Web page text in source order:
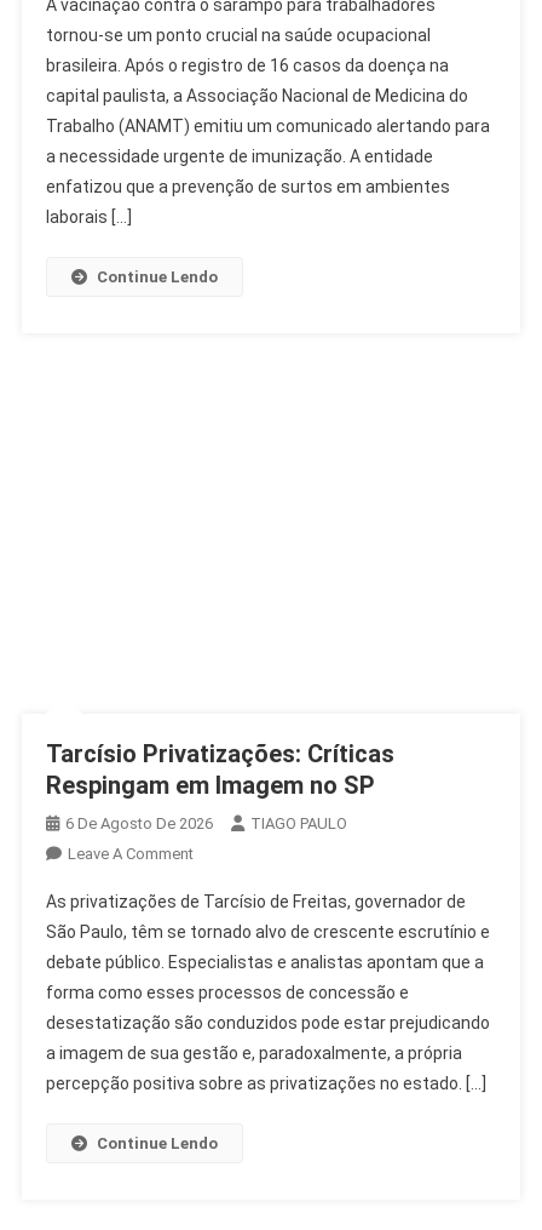
Devem
Facilitar
Vacinação
Sarampo
De
Trabalhadores
A vacinação contra o sarampo para trabalhadores
tornou-se um ponto crucial na saúde ocupacional
brasileira. Após o registro de 16 casos da doença na
capital paulista, a Associação Nacional de Medicina do
Trabalho (ANAMT) emitiu um comunicado alertando para
a necessidade urgente de imunização. A entidade
enfatizou que a prevenção de surtos em ambientes
laborais […]
Continue Lendo
Tarcísio Privatizações: Críticas
Respingam em Imagem no SP
6 De Agosto De 2026
TIAGO PAULO
Leave A CommentOn
Privatizações:
Críticas
Respingam
Em
Imagem
No
SP
As privatizações de Tarcísio de Freitas, governador de
São Paulo, têm se tornado alvo de crescente escrutínio e
debate público. Especialistas e analistas apontam que a
forma como esses processos de concessão e
desestatização são conduzidos pode estar prejudicando
a imagem de sua gestão e, paradoxalmente, a própria
percepção positiva sobre as privatizações no estado. […]
Continue Lendo